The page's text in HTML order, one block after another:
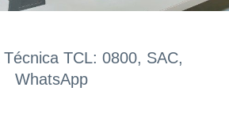
TCL: 0800, SAC,
WhatsApp